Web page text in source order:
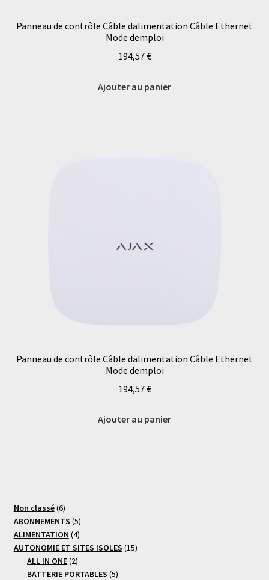
Panneau de contrôle Câble dalimentation Câble Ethernet
Mode demploi
194,57€
Ajouter au panier
Panneau de contrôle Câble dalimentation Câble Ethernet
Mode demploi
194,57€
Ajouter au panier
Non classé 66
produits
ABONNEMENTS 55
produits
ALIMENTATION 44
produits
AUTONOMIE ET SITES ISOLES 1515
ALL IN ONE 22
produits
BATTERIE PORTABLES 55